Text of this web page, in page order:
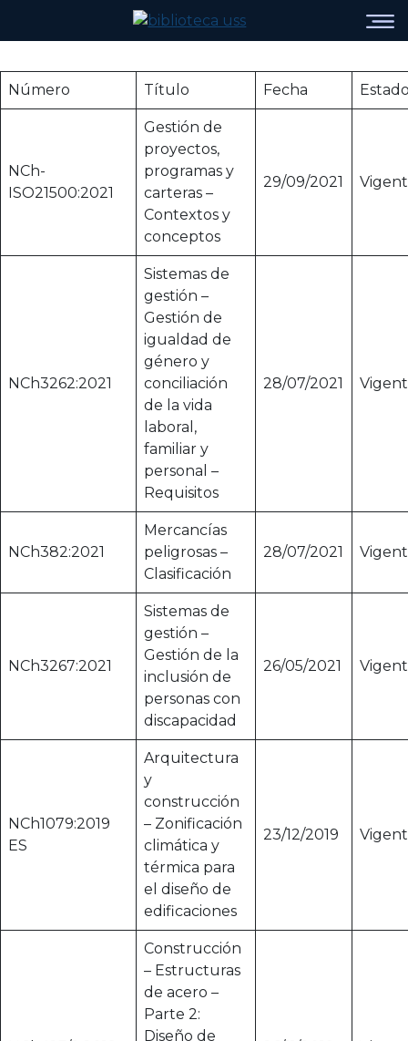
Número Título Fecha
NCh-
ISO21500:2021
Gestión de
proyectos,
programas y
carteras –
Contextos y
conceptos
29/09/2021
NCh3262:2021
Sistemas de
gestión –
Gestión de
igualdad de
género y
conciliación
de la vida
laboral,
familiar y
personal –
Requisitos
28/07/2021
NCh382:2021
Mercancías
peligrosas –
Clasificación
28/07/2021
NCh3267:2021
Sistemas de
gestión –
Gestión de la
inclusión de
personas con
discapacidad
26/05/2021
NCh1079:2019
ES
Arquitectura
y
construcción
– Zonificación
climática y
térmica para
el diseño de
edificaciones
23/12/2019
Construcción
– Estructuras
de acero –
Parte 2:
Diseño de